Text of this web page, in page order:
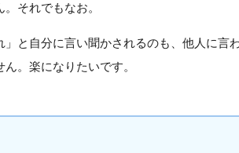
それでもなお。
」と自分に言い聞かされるのも、他人に言
。楽になりたいです。